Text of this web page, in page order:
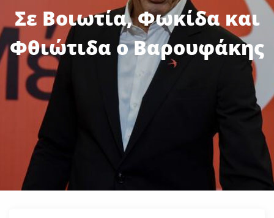
Σε Βοιωτία, Φωκίδα και
Φθιώτιδα ο Βαρουφάκης